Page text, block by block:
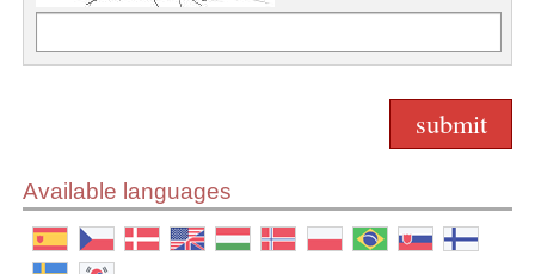
Available languages